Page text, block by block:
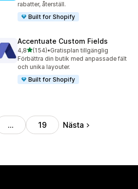
rabatter, återställ.
Built for Shopify
Accentuate Custom Fields
4,8av 5 stjärnor
(154)
154 recensioner totalt
•Gratisplan tillgänglig
Förbättra din butik med anpassade fält
och unika layouter.
Built for Shopify
… 19 Nästa